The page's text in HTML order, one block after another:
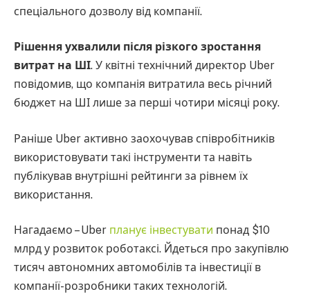
спеціального дозволу від компанії.
Рішення ухвалили після різкого зростання
витрат на ШІ. У квітні технічний директор Uber
повідомив, що компанія витратила весь річний
бюджет на ШІ лише за перші чотири місяці року.
Раніше Uber активно заохочував співробітників
використовувати такі інструменти та навіть
публікував внутрішні рейтинги за рівнем їх
використання.
Нагадаємо – Uber планує інвестувати понад $10
млрд у розвиток роботаксі. Йдеться про закупівлю
тисяч автономних автомобілів та інвестиції в
компанії-розробники таких технологій.